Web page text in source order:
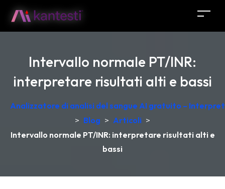
Intervallo normale PT/INR:
interpretare risultati alti e bassi
Analizzatore di analisi del sangue AI gratuito –
> Blog > Articoli >
Intervallo normale PT/INR: interpretare risultati alti e
bassi